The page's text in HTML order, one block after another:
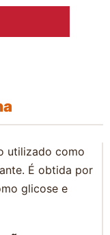
utilizado como
É obtida por
glicose e